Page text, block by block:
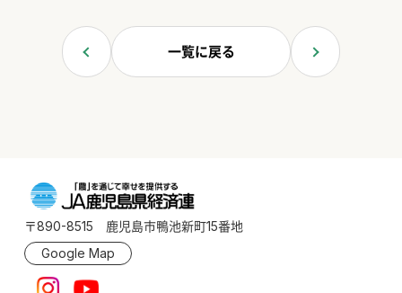
一覧に戻る
〒890-8515 鹿児島市鴨池新町15番地
Google Map